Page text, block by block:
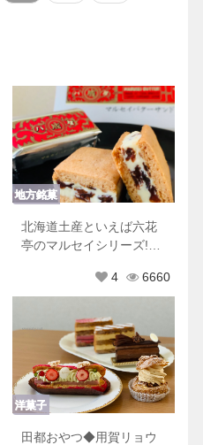
地方銘菓
北海道土産といえば六花
亭のマルセイシリーズ!他
4
6660
洋菓子
田都おやつ◆用賀リョウ